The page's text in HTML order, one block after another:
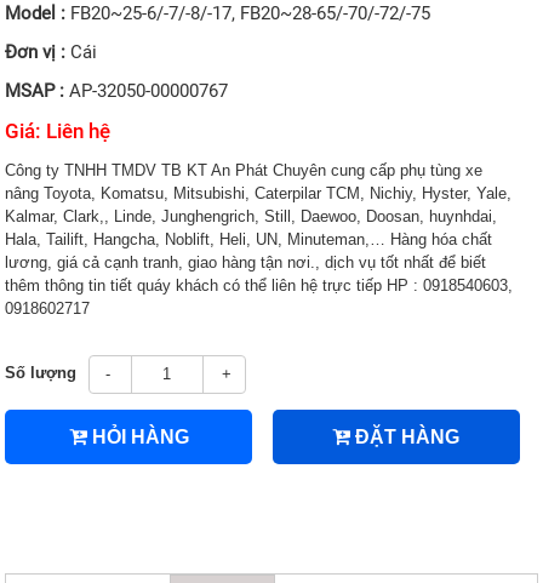
Model : FB20~25-6/-7/-8/-17, FB20~28-65/-70/-72/-75
Đơn vị :Cái
MSAP :AP-32050-00000767
Giá: Liên hệ
Công ty TNHH TMDV TB KT An Phát Chuyên cung cấp phụ tùng xe
nâng Toyota, Komatsu, Mitsubishi, Caterpilar TCM, Nichiy, Hyster, Yale,
Kalmar, Clark,, Linde, Junghengrich, Still, Daewoo, Doosan, huynhdai,
Hala, Tailift, Hangcha, Noblift, Heli, UN, Minuteman,… Hàng hóa chất
lương, giá cả cạnh tranh, giao hàng tận nơi., dịch vụ tốt nhất để biết
thêm thông tin tiết quáy khách có thể liên hệ trực tiếp HP : 0918540603,
0918602717
Số lượng - +
HỎI HÀNG ĐẶT HÀNG